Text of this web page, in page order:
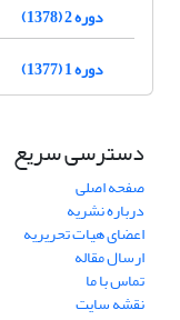
دوره 2 (1378)
دوره 1 (1377)
دسترسی سریع
صفحه اصلی
درباره نشریه
اعضای هیات تحریریه
ارسال مقاله
تماس با ما
نقشه سایت